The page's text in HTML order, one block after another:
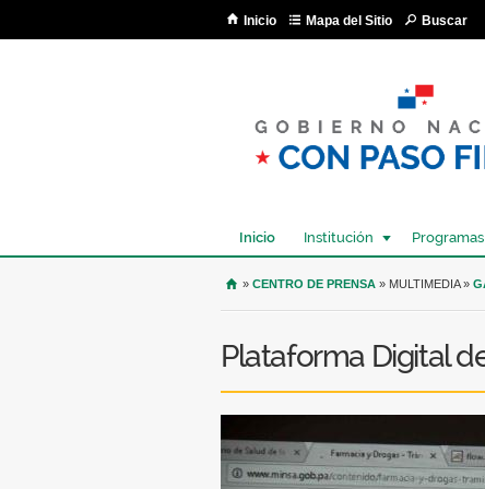
Inicio Mapa del Sitio Buscar
Inicio Institución
USTED SE ENCUENTRA
» CENTRO DE PRENSA » MULTIMEDIA »
Plataforma Digital